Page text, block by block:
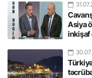
Asiya
inkişaf